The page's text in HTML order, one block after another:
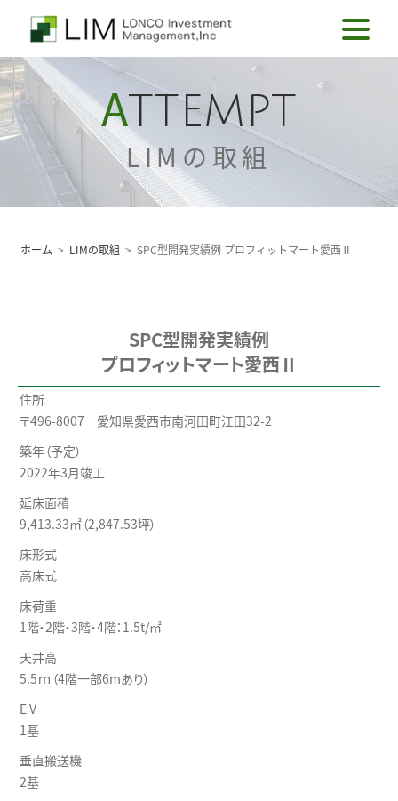
ATTEMPT
LIMの取組
ホーム > LIMの取組 > SPC型開発実績例 プロフィットマート愛西Ⅱ
SPC型開発実績例
プロフィットマート愛西Ⅱ
住所
〒496-8007 愛知県愛西市南河田町江田32-2
築年（予定）
2022年3月竣工
延床面積
9,413.33㎡（2,847.53坪）
床形式
高床式
床荷重
1階・2階・3階・4階：1.5t/㎡
天井高
5.5ｍ（4階一部6mあり）
E V
1基
垂直搬送機
2基